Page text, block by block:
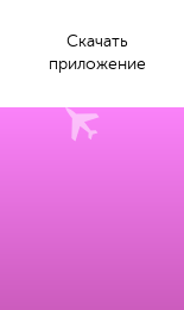
Скачать
приложение